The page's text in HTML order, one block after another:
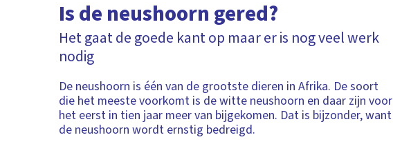
Is de neushoorn gered?
Het gaat de goede kant op maar er is nog veel werk
nodig
De neushoorn is één van de grootste dieren in Afrika. De soort
die het meeste voorkomt is de witte neushoorn en daar zijn voor
het eerst in tien jaar meer van bijgekomen. Dat is bijzonder, want
de neushoorn wordt ernstig bedreigd.